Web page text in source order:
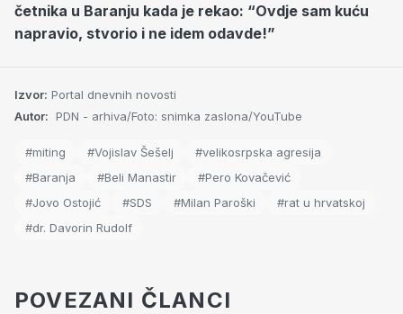
četnika u Baranju kada je rekao: “Ovdje sam kuću
napravio, stvorio i ne idem odavde!”
Izvor: Portal dnevnih novosti
Autor: PDN - arhiva/Foto: snimka zaslona/YouTube
#miting #Vojislav Šešelj
#velikosrpska agresija
#Baranja
#Beli Manastir
#Pero Kovačević
#Jovo Ostojić
#SDS #Milan Paroški
#rat u hrvatskoj
#dr. Davorin Rudolf
POVEZANI ČLANCI